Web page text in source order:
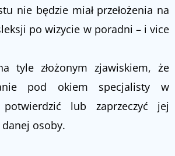
nie będzie miał przełożenia na
po wizycie w poradni – i vice
tyle złożonym zjawiskiem, że
pod okiem specjalisty w
lub zaprzeczyć jej
osoby.